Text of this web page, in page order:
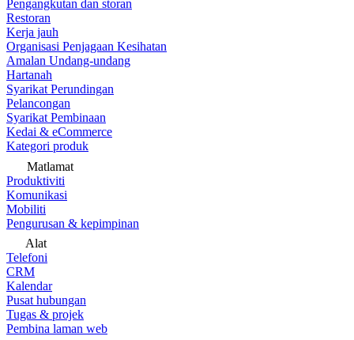
Pengangkutan dan storan
Restoran
Kerja jauh
Organisasi Penjagaan Kesihatan
Amalan Undang-undang
Hartanah
Syarikat Perundingan
Pelancongan
Syarikat Pembinaan
Kedai & eCommerce
Kategori produk
Matlamat
Produktiviti
Komunikasi
Mobiliti
Pengurusan & kepimpinan
Alat
Telefoni
CRM
Kalendar
Pusat hubungan
Tugas & projek
Pembina laman web